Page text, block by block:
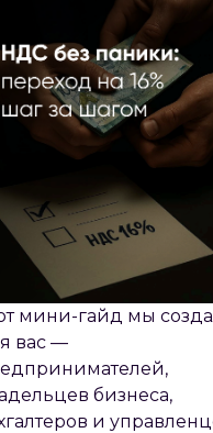
мини-гайд мы
вас —
бизнеса,
и